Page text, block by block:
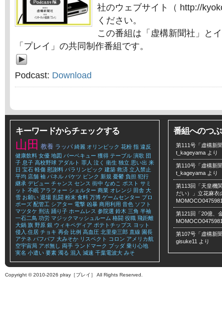
社のウェブサイト（ http://
ください。
この番組は「虚構新聞社」と
「プレイ」の共同制作番組です。
Podcast: Download
キーワードからチェックする
山田 教養 ラッパ 綺麗 オリンピック 花粉 指 違反
健康飲料 女優 地図 バーベキュー 獲得 テーブル 演歌 団
子 息子 高校野球 アダルト 罪人 泣く 衛生 独立 思い出 来
日 宝石 軽傷 慰謝料 パラリンピック 建築 救済 立入禁止
平均 店舗 袖 パネル バケツ ピンク 新規 憂鬱 負担 犯行
継承 デビュー チャンス センス 街中 なめこ ポスト サミ
ット 不眠 アラフォー シェルター 商業 オレンジ 田舎 大
雪 お願い 退場 乱闘 粉末 食料 万博 ゲームセンター プロ
ポーズ 配管工 シアター 電撃 凶暴 商用利用 音色 ソフト
マツタケ 刑法 踊り子 ホームレス 参院選 鈴木 三角 半袖
一石二鳥 功労 マジックマッシュルーム 格闘 役職 飛距離
大鍋 旗 野原 銀 ウィキペディア ポテトチップス ヨット
侵入.住居 チョキ 再会 比例 高血圧 北里柴三郎 直線 園長
アテネ パフパフ 大みそか リスペクト コロン アメリカ航
空宇宙局 アポ無し 両手 ランドマーク ブッダ 乗り心地
実名 小遣い 要素 濁る 混入 減速 千葉電波大 みそ
番組へのつ
第111号「虚構新
t_kageyama より
第110号「虚構新
t_kageyama より
第113回「天皇機
だい）」立花麻衣
第121回「20億、
第107号「虚構新
gisuke11 より
Copyright © 2010-2026 plray［プレイ］ All Rights Reserved.